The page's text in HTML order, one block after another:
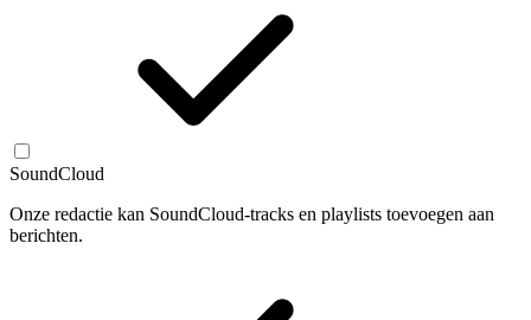
SoundCloud
Onze redactie kan SoundCloud-tracks en playlists toevoegen aan
berichten.